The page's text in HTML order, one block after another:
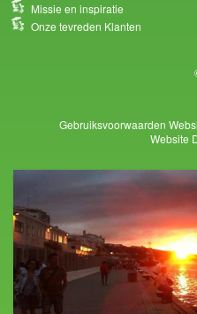
Missie en inspiratie
Onze tevreden Klanten
Gebruiksvoorwaarden
Website